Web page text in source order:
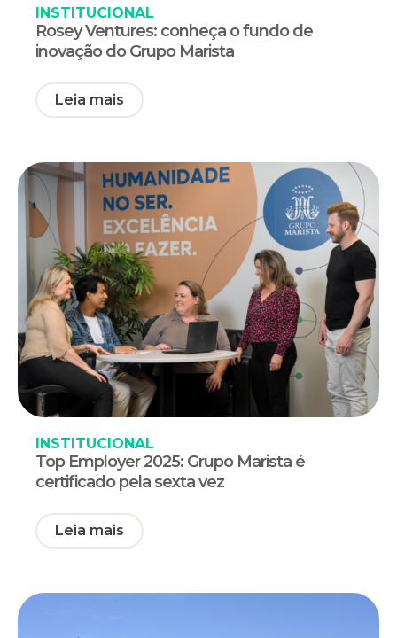
INSTITUCIONAL
Rosey Ventures: conheça o fundo de
inovação do Grupo Marista
Leia mais
INSTITUCIONAL
Top Employer 2025: Grupo Marista é
certificado pela sexta vez
Leia mais